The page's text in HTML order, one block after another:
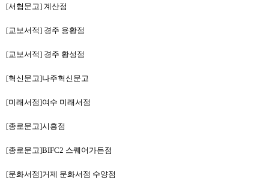
[서협문고] 계산점
[교보서적] 경주 용황점
[교보서적] 경주 황성점
[혁신문고]나주혁신문고
[미래서점]여수 미래서점
[종로문고]시흥점
[종로문고]BIFC2 스퀘어가든점
[문화서점]거제 문화서점 수양점